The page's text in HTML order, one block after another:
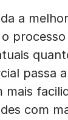
a
processo
passa a
com